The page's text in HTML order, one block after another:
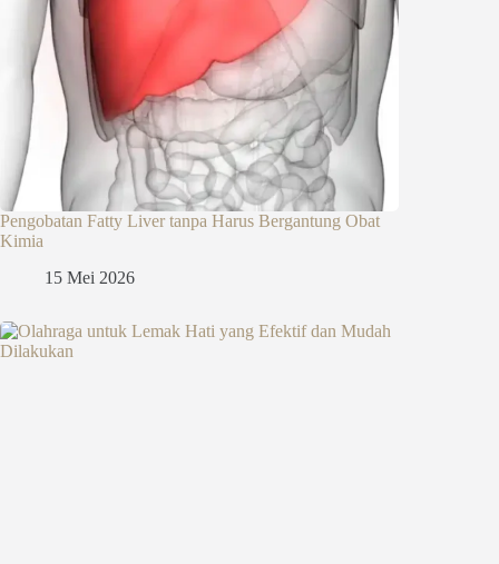
Pengobatan Fatty Liver tanpa Harus Bergantung Obat
Kimia
15 Mei 2026